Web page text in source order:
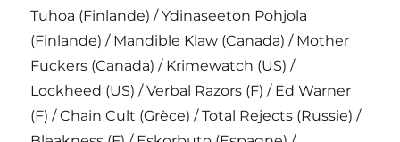
Tuhoa (Finlande) / Ydinaseeton Pohjola
(Finlande) / Mandible Klaw (Canada) / Mother
Fuckers (Canada) / Krimewatch (US) /
Lockheed (US) / Verbal Razors (F) / Ed Warner
(F) / Chain Cult (Grèce) / Total Rejects (Russie) /